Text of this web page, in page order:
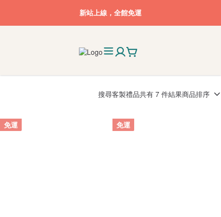
新站上線，全館免運
搜尋客製禮品共有 7 件結果商品排序
免運 免運